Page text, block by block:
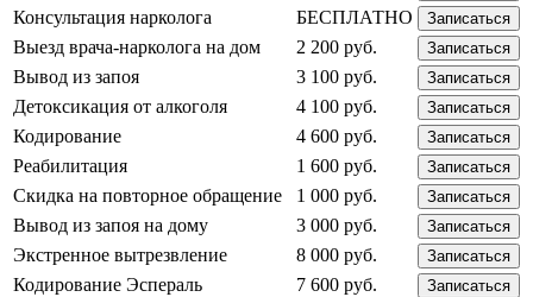
Консультация нарколога БЕСПЛАТНО Записаться
Выезд врача-нарколога на дом 2 200 руб. Записаться
Вывод из запоя 3 100 руб. Записаться
Детоксикация от алкоголя 4 100 руб. Записаться
Кодирование 4 600 руб. Записаться
Реабилитация 1 600 руб. Записаться
Скидка на повторное обращение 1 000 руб. Записаться
Вывод из запоя на дому 3 000 руб. Записаться
Экстренное вытрезвление 8 000 руб. Записаться
Кодирование Эспераль 7 600 руб. Записаться